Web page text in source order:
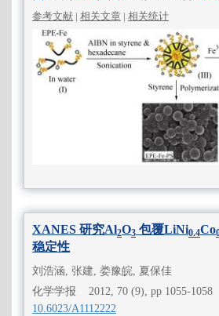
参考文献 | 相关文章 | 相关统计
XANES 研究Al2O3 包覆LiNi0.4Co
稳定性
刘浩涵, 张建, 娄豫皖, 夏保佳
化学学报 2012, 70 (9), pp 1055-
10.6023/A1112222